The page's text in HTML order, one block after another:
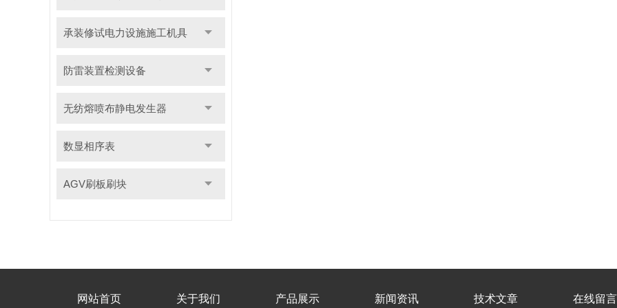
承装修试电力设施施工机具
防雷装置检测设备
无纺熔喷布静电发生器
数显相序表
AGV刷板刷块
网站首页 关于我们 产品展示 新闻资讯 技术文章 在线留言